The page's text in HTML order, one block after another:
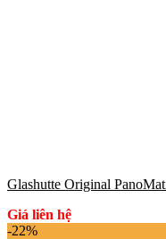
Glashutte Original
Giá liên hệ
-22%